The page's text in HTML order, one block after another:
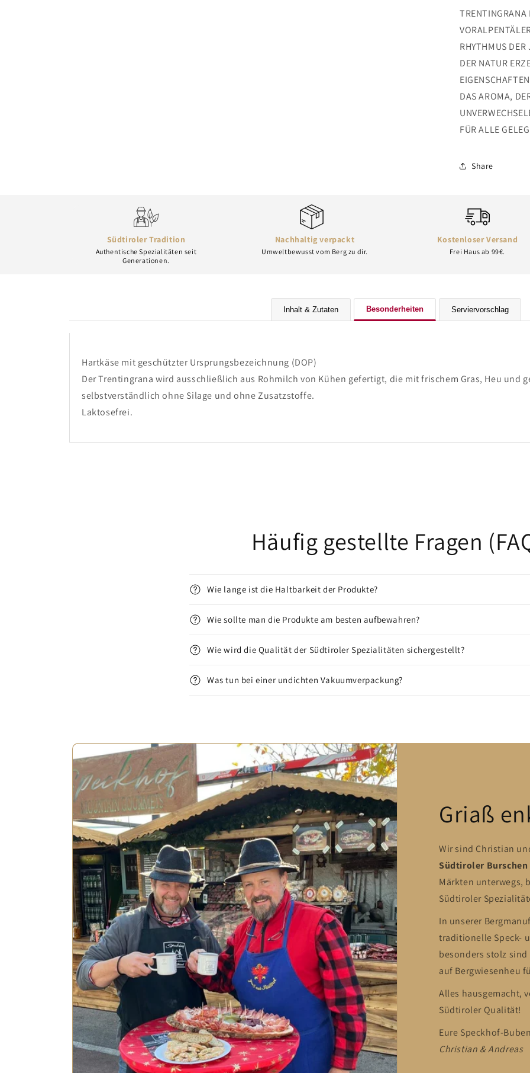
TRENTINGRANA
RHYTHMUS
DER NATUR
DAS AROMA,
FÜR ALLE
Share
Südtiroler Tradition
Authentische Spezialitäten seit
Generationen.
Nachhaltig verpackt
Umweltbewusst vom Berg zu dir.
Kostenloser Versand
Frei Haus ab 99€.
Inhalt & Zutaten Besonderheiten Serviervorschlag
Hartkäse mit geschützter Ursprungsbezeichnung (DOP)
Der Trentingrana wird ausschließlich aus Rohmilch von Kühen gefertigt, die mit frischem Gras, Heu und
selbstverständlich ohne Silage und ohne Zusatzstoffe.
Laktosefrei.
Häufig gestellte Fragen
Wie lange ist die Haltbarkeit der Produkte?
Wie sollte man die Produkte am besten aufbewahren?
Wie wird die Qualität der Südtiroler Spezialitäten sichergestellt?
Was tun bei einer undichten Vakuumverpackung?
Griaß
Wir sind Christian
Südtiroler Burschen
Märkten unterwegs,
Südtiroler
In unserer
traditionelle Speck-
besonders stolz
auf Bergwiesenheu
Alles hausgemacht,
Südtiroler Qualität!
Eure Speckhof-
Christian & Andreas